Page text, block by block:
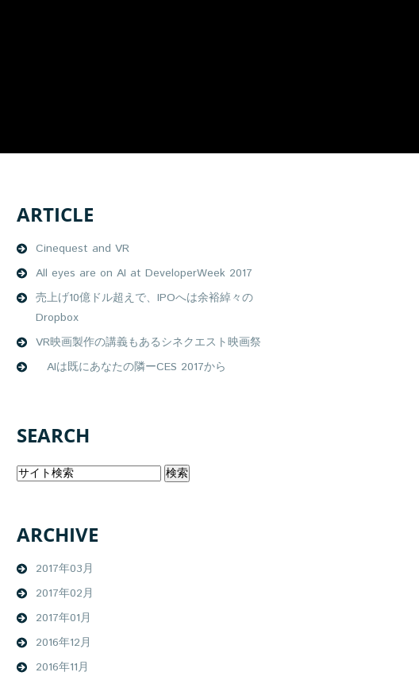
ARTICLE
Cinequest and VR
All eyes are on AI at DeveloperWeek 2017
売上げ10億ドル超えで、IPOへは余裕綽々の
Dropbox
VR映画製作の講義もあるシネクエスト映画祭
AIは既にあなたの隣ーCES 2017から
SEARCH
ARCHIVE
2017年03月
2017年02月
2017年01月
2016年12月
2016年11月